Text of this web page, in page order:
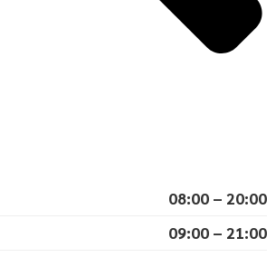
08:00 – 20:00
09:00 – 21:00